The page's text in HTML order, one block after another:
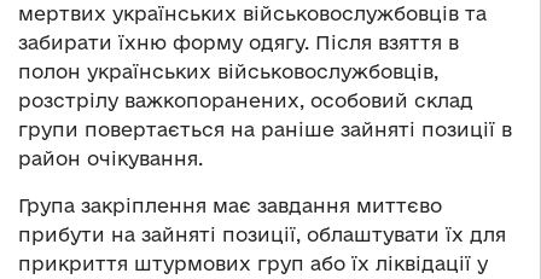
мертвих українських військовослужбовців та
забирати їхню форму одягу. Після взяття в
полон українських військовослужбовців,
розстрілу важкопоранених, особовий склад
групи повертається на раніше зайняті позиції в
район очікування.
Група закріплення має завдання миттєво
прибути на зайняті позиції, облаштувати їх для
прикриття штурмових груп або їх ліквідації у